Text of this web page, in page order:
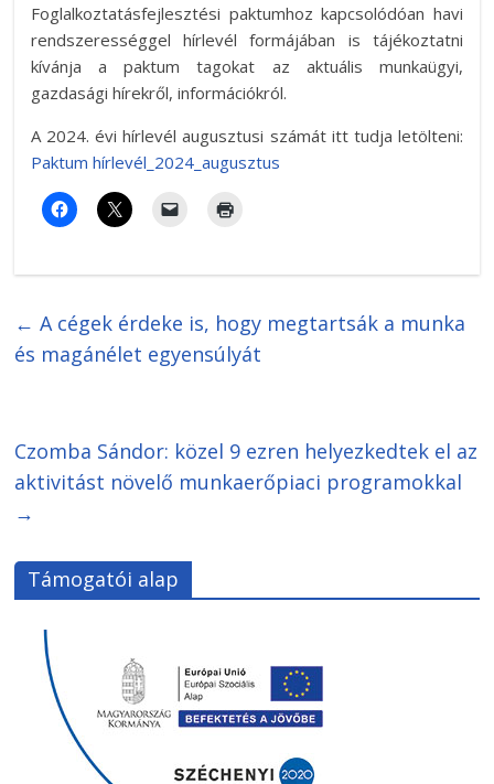
Foglalkoztatásfejlesztési paktumhoz kapcsolódóan havi
rendszerességgel hírlevél formájában is tájékoztatni
kívánja a paktum tagokat az aktuális munkaügyi,
gazdasági hírekről, információkról.
A 2024. évi hírlevél augusztusi számát itt tudja letölteni:
Paktum hírlevél_2024_augusztus
← A cégek érdeke is, hogy megtartsák a munka
és magánélet egyensúlyát
Czomba Sándor: közel 9 ezren helyezkedtek el az
aktivitást növelő munkaerőpiaci programokkal
→
Támogatói alap